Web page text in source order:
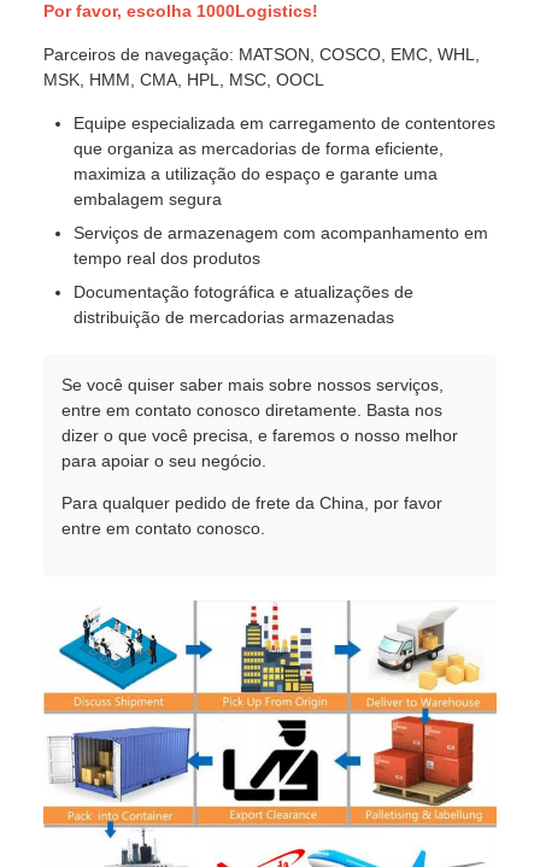
Por favor, escolha 1000Logistics!
Parceiros de navegação: MATSON, COSCO, EMC, WHL,
MSK, HMM, CMA, HPL, MSC, OOCL
Equipe especializada em carregamento de contentores
que organiza as mercadorias de forma eficiente,
maximiza a utilização do espaço e garante uma
embalagem segura
Serviços de armazenagem com acompanhamento em
tempo real dos produtos
Documentação fotográfica e atualizações de
distribuição de mercadorias armazenadas
Se você quiser saber mais sobre nossos serviços,
entre em contato conosco diretamente. Basta nos
dizer o que você precisa, e faremos o nosso melhor
para apoiar o seu negócio.
Para qualquer pedido de frete da China, por favor
entre em contato conosco.